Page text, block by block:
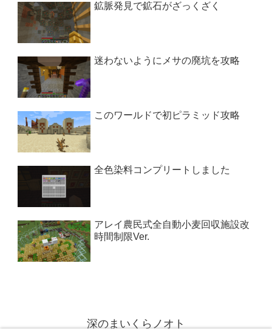
鉱脈発見で鉱石がざっくざく
迷わないようにメサの廃坑を攻略
このワールドで初ピラミッド攻略
全色染料コンプリートしました
アレイ農民式全自動小麦回収施設改
時間制限Ver.
深のまいくらノオト